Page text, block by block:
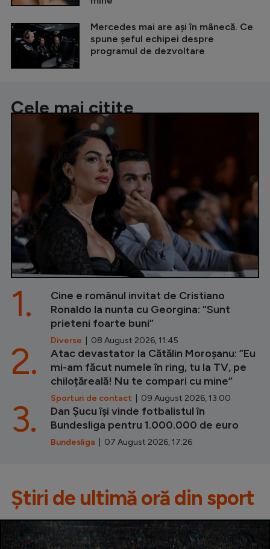
Mercedes mai are ași în mânecă. Ce
spune șeful echipei despre
programul de dezvoltare
Cele mai citite
Cine e românul invitat de Cristiano
Ronaldo la nunta cu Georgina: ”Sunt
prieteni foarte buni”
Diverse | 08 August 2026, 11:45
1.
Atac devastator la Cătălin Moroșanu: ”Eu
mi-am făcut numele în ring, tu la TV, pe
chiloțăreală! Nu te compari cu mine”
Sporturi de contact | 09 August 2026, 13:00
2.
Dan Șucu își vinde fotbalistul în
Bundesliga pentru 1.000.000 de euro
Bundesliga | 07 August 2026, 17:26
3.
Știri de ultimă oră din sport